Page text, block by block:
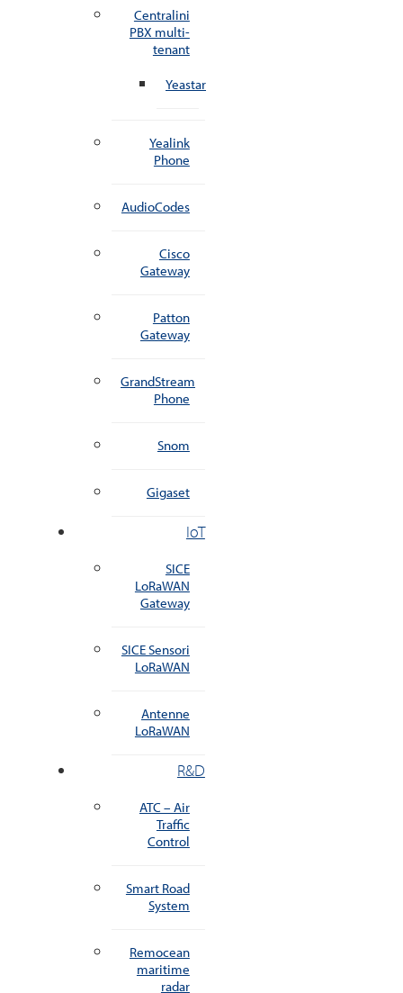
Centralini
PBX multi-
tenant
Yeastar
Yealink
Phone
AudioCodes
Cisco
Gateway
Patton
Gateway
GrandStream
Phone
Snom
Gigaset
IoT
SICE
LoRaWAN
Gateway
SICE Sensori
LoRaWAN
Antenne
LoRaWAN
R&D
ATC – Air
Traffic
Control
Smart Road
System
Remocean
maritime
radar